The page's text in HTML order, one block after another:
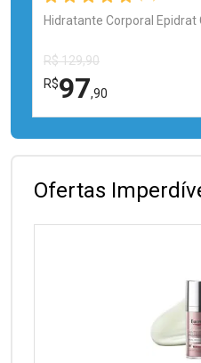
Hidratante Corporal Epidrat
R$ 129,90
R$97,90
Ofertas